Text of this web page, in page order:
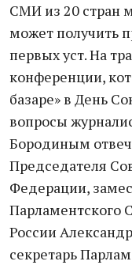
СМИ из 20 стран
может получить
первых уст. На
конференции,
базаре» в День
вопросы
Бородиным
Председателя
Федерации,
Парламентского
России
секретарь